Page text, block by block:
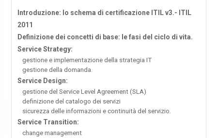
Introduzione: lo schema di certificazione ITIL v3.- ITIL
2011
Definizione dei concetti di base: le fasi del ciclo di vita.
Service Strategy:
gestione e implementazione della strategia IT
gestione della domanda.
Service Design:
gestione del Service Level Agreement (SLA)
definizione del catalogo dei servizi
sicurezza delle informazioni e continuità del servizio.
Service Transition:
change management